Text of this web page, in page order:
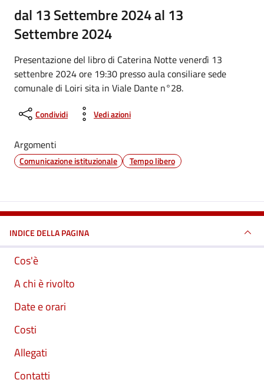
dal 13 Settembre 2024 al 13
Settembre 2024
Presentazione del libro di Caterina Notte venerdì 13
settenbre 2024 ore 19:30 presso aula consiliare sede
comunale di Loiri sita in Viale Dante n°28.
Condividi Vedi azioni
Argomenti
Comunicazione istituzionale Tempo libero
INDICE DELLA PAGINA
Cos'è
A chi è rivolto
Date e orari
Costi
Allegati
Contatti